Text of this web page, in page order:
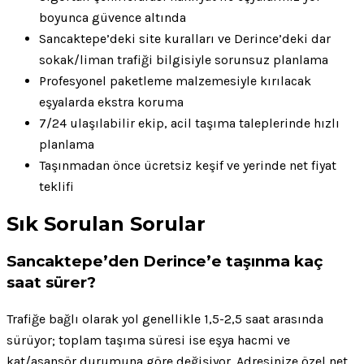
boyunca güvence altında
Sancaktepe’deki site kuralları ve Derince’deki dar
sokak/liman trafiği bilgisiyle sorunsuz planlama
Profesyonel paketleme malzemesiyle kırılacak
eşyalarda ekstra koruma
7/24 ulaşılabilir ekip, acil taşıma taleplerinde hızlı
planlama
Taşınmadan önce ücretsiz keşif ve yerinde net fiyat
teklifi
Sık Sorulan Sorular
Sancaktepe’den Derince’e taşınma kaç
saat sürer?
Trafiğe bağlı olarak yol genellikle 1,5-2,5 saat arasında
sürüyor; toplam taşıma süresi ise eşya hacmi ve